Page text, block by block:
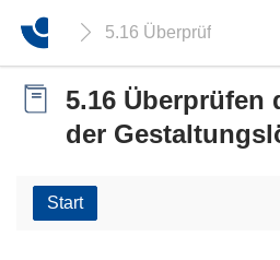
5.16 Überprüfen der
5.16 Überprüfen
der
Start